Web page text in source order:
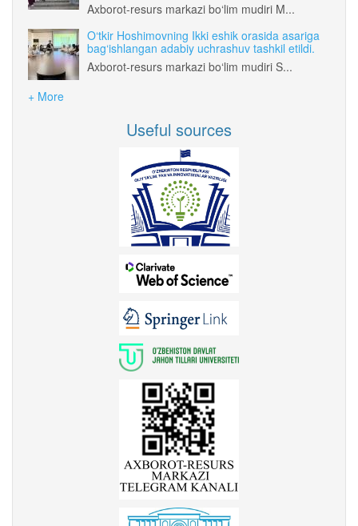
Axborot-resurs markazi bo‘lim mudiri M...
O‘tkir Hoshimovning Ikki eshik orasida asariga
bag‘ishlangan adabiy uchrashuv tashkil etildi.
Axborot-resurs markazi bo‘lim mudiri S...
+ More
Useful sources